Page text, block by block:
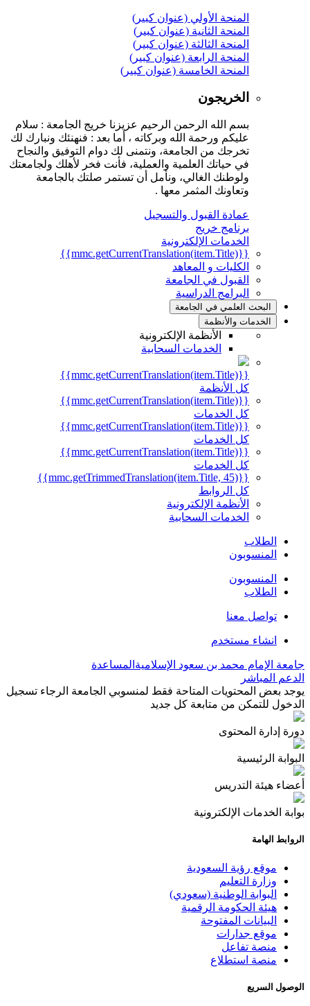
المنحة الأولي (عنوان كبير)
المنحة الثانية (عنوان كبير)
المنحة الثالثة (عنوان كبير)
المنحة الرابعة (عنوان كبير)
المنحة الخامسة (عنوان كبير)
الخريجون
بسم الله الرحمن الرحيم عزيزنا خريج الجامعة : سلام
عليكم ورحمة الله وبركاته ، أما بعد : فنهنئك ونبارك لك
تخرجك من الجامعة، ونتمنى لك دوام التوفيق والنجاح
في حياتك العلمية والعملية، فأنت فخر لأهلك ولجامعتك
ولوطنك الغالي، ونأمل أن تستمر صلتك بالجامعة
وتعاونك المثمر معها .
عمادة القبول والتسجيل
برنامج خريج
الخدمات الإلكترونية
{{mmc.getCurrentTranslation(item.Title)}}
الكليات و المعاهد
القبول في الجامعة
البرامج الدراسية
البحث العلمي في الجامعة
الخدمات والأنظمة
الأنظمة الإلكترونية
الخدمات السحابية
{{mmc.getCurrentTranslation(item.Title)}}
كل الأنظمة
{{mmc.getCurrentTranslation(item.Title)}}
كل الخدمات
{{mmc.getCurrentTranslation(item.Title)}}
كل الخدمات
{{mmc.getCurrentTranslation(item.Title)}}
كل الخدمات
{{mmc.getTrimmedTranslation(item.Title, 45)}}
كل الروابط
الأنظمة الإلكترونية
الخدمات السحابية
الطلاب
المنسوبون
المنسوبون
الطلاب
تواصل معنا
انشاء مستخدم
جامعة الإمام محمد بن سعود الإسلامية المساعدة
الدعم المباشر
يوجد بعض المحتويات المتاحة فقط لمنسوبي الجامعة الرجاء تسجيل
الدخول للتمكن من متابعة كل جديد
دورة إدارة المحتوى
البوابة الرئيسية
أعضاء هيئة التدريس
بوابة الخدمات الإلكترونية
الروابط الهامة
موقع رؤية السعودية
وزارة التعليم
البوابة الوطنية (سعودي)
هيئة الحكومة الرقمية
البيانات المفتوحة
موقع جدارات
منصة تفاعل
منصة استطلاع
الوصول السريع